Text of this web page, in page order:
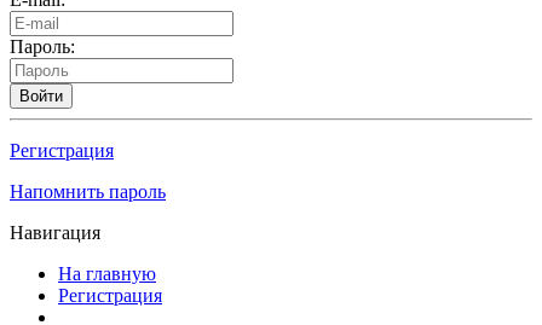
Пароль:
Войти
Регистрация
Напомнить пароль
Навигация
На главную
Регистрация